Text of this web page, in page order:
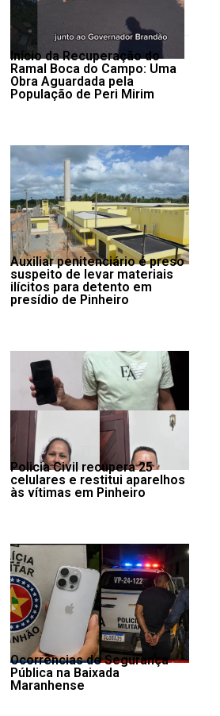
Início da Recuperação do
Ramal Boca do Campo: Uma
Obra Aguardada pela
População de Peri Mirim
Auxiliar penitenciário é preso
suspeito de levar materiais
ilícitos para detento em
presídio de Pinheiro
Policia Civil recupera 25
celulares e restitui aparelhos
às vítimas em Pinheiro
Ocorrências de Segurança
Pública na Baixada
Maranhense